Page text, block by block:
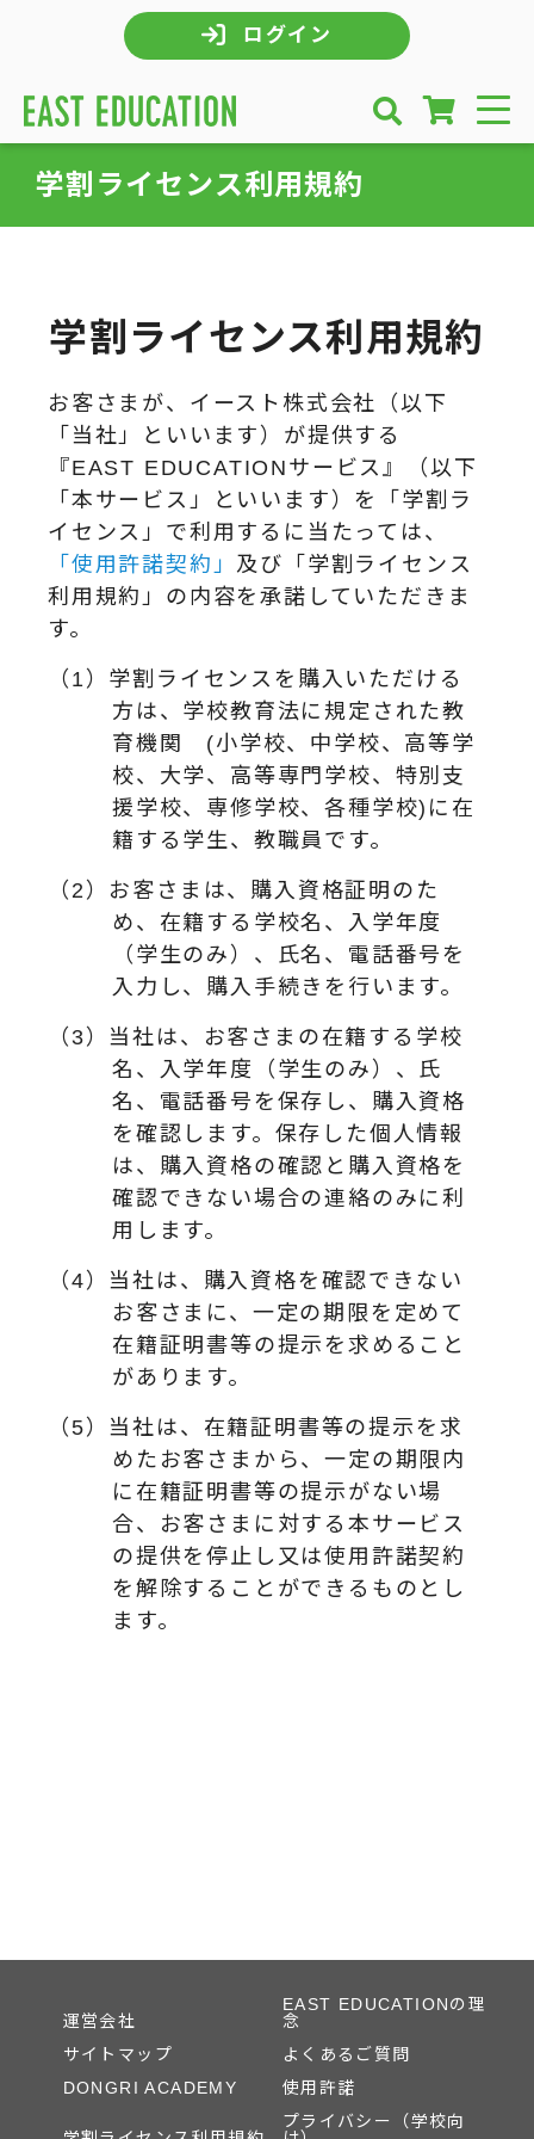
ログイン
学割ライセンス利用規約
学割ライセンス利用規約
お客さまが、イースト株式会社（以下
「当社」といいます）が提供する
『EAST EDUCATIONサービス』（以下
「本サービス」といいます）を「学割ラ
イセンス」で利用するに当たっては、
「使用許諾契約」 及び「学割ライセンス
利用規約」の内容を承諾していただきま
す。
（1）学割ライセンスを購入いただける
方は、学校教育法に規定された教
育機関 (小学校、中学校、高等学
校、大学、高等専門学校、特別支
援学校、専修学校、各種学校)に在
籍する学生、教職員です。
（2）お客さまは、購入資格証明のた
め、在籍する学校名、入学年度
（学生のみ）、氏名、電話番号を
入力し、購入手続きを行います。
（3）当社は、お客さまの在籍する学校
名、入学年度（学生のみ）、氏
名、電話番号を保存し、購入資格
を確認します。保存した個人情報
は、購入資格の確認と購入資格を
確認できない場合の連絡のみに利
用します。
（4）当社は、購入資格を確認できない
お客さまに、一定の期限を定めて
在籍証明書等の提示を求めること
があります。
（5）当社は、在籍証明書等の提示を求
めたお客さまから、一定の期限内
に在籍証明書等の提示がない場
合、お客さまに対する本サービス
の提供を停止し又は使用許諾契約
を解除することができるものとし
ます。
運営会社
EAST EDUCATIONの理
念
サイトマップ
よくあるご質問
DONGRI ACADEMY
使用許諾
プライバシー（学校向